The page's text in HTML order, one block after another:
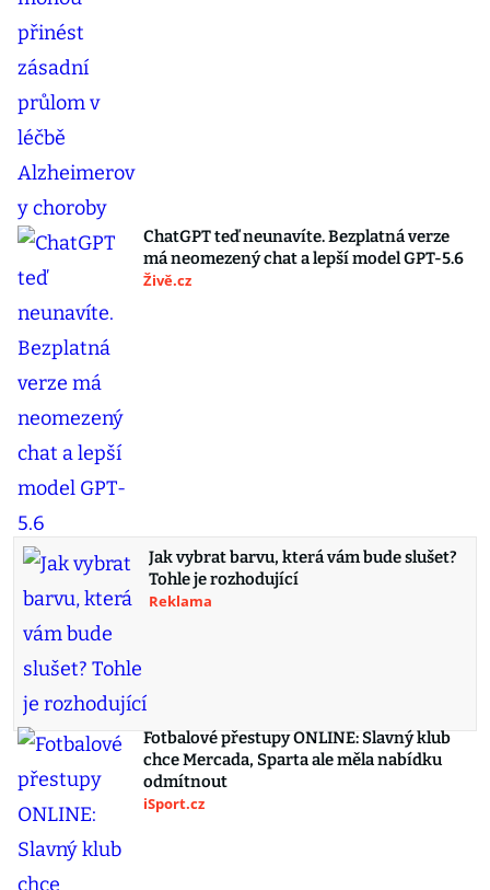
ChatGPT teď neunavíte. Bezplatná verze
má neomezený chat a lepší model GPT-5.6
Živě.cz
Jak vybrat barvu, která vám bude slušet?
Tohle je rozhodující
Reklama
Fotbalové přestupy ONLINE: Slavný klub
chce Mercada, Sparta ale měla nabídku
odmítnout
iSport.cz